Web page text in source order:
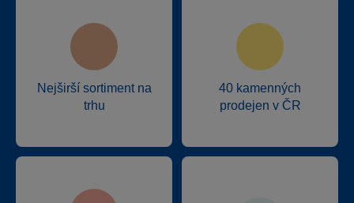
Nejširší sortiment na
trhu
40 kamenných
prodejen v ČR